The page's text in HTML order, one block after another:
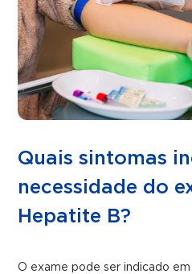
Quais sintomas
necessidade do
Hepatite B?
O exame pode ser indicado